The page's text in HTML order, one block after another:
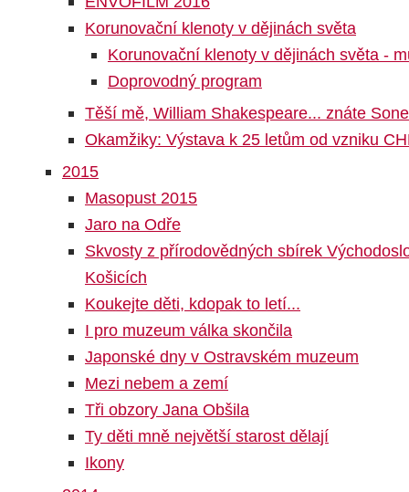
Korunovační klenoty v dějinách světa
Korunovační klenoty v dějinách světa -
Doprovodný program
Těší mě, William Shakespeare... znáte
Okamžiky: Výstava k 25 letům od vzniku
2015
Masopust 2015
Jaro na Odře
Skvosty z přírodovědných sbírek
Košicích
Koukejte děti, kdopak to letí...
I pro muzeum válka skončila
Japonské dny v Ostravském muzeum
Mezi nebem a zemí
Tři obzory Jana Obšila
Ty děti mně největší starost dělají
Ikony